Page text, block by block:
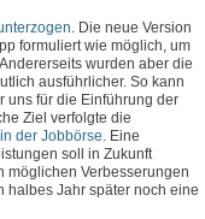
. Die neue Version
formuliert wie möglich, um
wurden aber die
ausführlicher. So kann
uns für die Einführung der
Ziel verfolgte die
der Jobbörse. Eine
soll in Zukunft
möglichen Verbesserungen
halbes Jahr später noch eine